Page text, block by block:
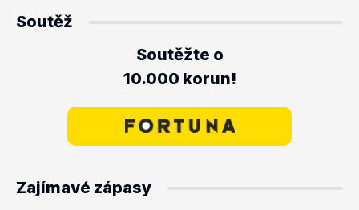
Soutěž
Soutěžte o
10.000 korun!
Zajímavé zápasy